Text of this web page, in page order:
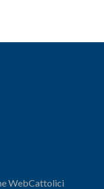
WebCattolici